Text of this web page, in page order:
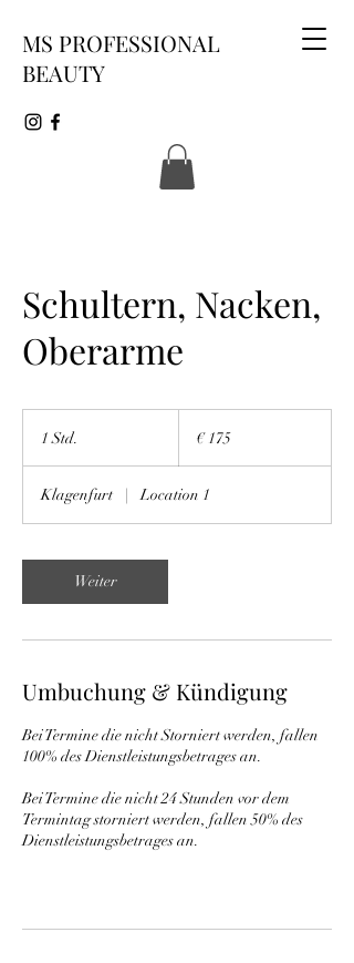
MS PROFESSIONAL
BEAUTY
Schultern, Nacken,
Oberarme
1 Std.
d
€ 175
Klagenfurt | Location 1
Weiter
Umbuchung & Kündigung
Bei Termine die nicht Storniert werden, fallen
100% des Dienstleistungsbetrages an.
Bei Termine die nicht 24 Stunden vor dem
Termintag storniert werden, fallen 50% des
Dienstleistungsbetrages an.